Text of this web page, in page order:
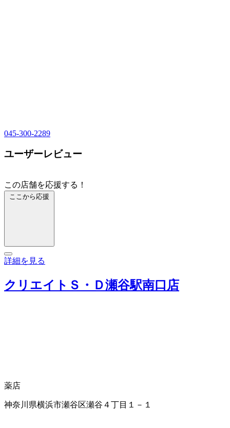
045-300-2289
ユーザーレビュー
この店舗を応援する！
ここから応援
詳細を見る
クリエイトＳ・Ｄ瀬谷駅南口店
薬店
神奈川県横浜市瀬谷区瀬谷４丁目１－１